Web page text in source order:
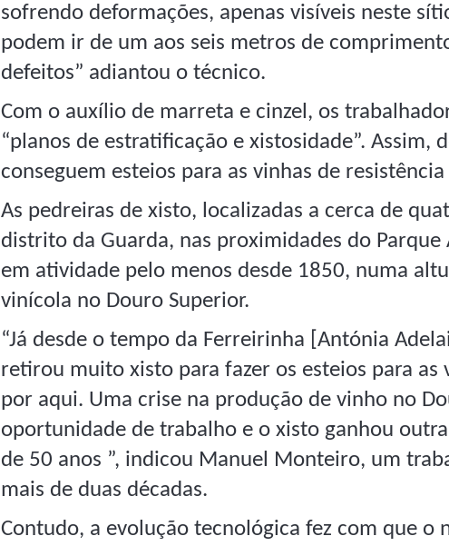
sofrendo deformações, apenas visíveis neste
podem ir de um aos seis metros de
defeitos” adiantou o técnico.
Com o auxílio de marreta e cinzel, os
“planos de estratificação e xistosidade”. Assim,
conseguem esteios para as vinhas de
As pedreiras de xisto, localizadas a cerca de
distrito da Guarda, nas proximidades do
em atividade pelo menos desde 1850, numa
vinícola no Douro Superior.
“Já desde o tempo da Ferreirinha [Antónia
retirou muito xisto para fazer os esteios para as
por aqui. Uma crise na produção de vinho no
oportunidade de trabalho e o xisto ganhou
de 50 anos ”, indicou Manuel Monteiro, um
mais de duas décadas.
Contudo, a evolução tecnológica fez com que o